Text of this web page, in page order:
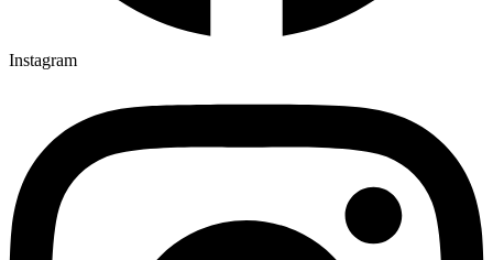
Instagram